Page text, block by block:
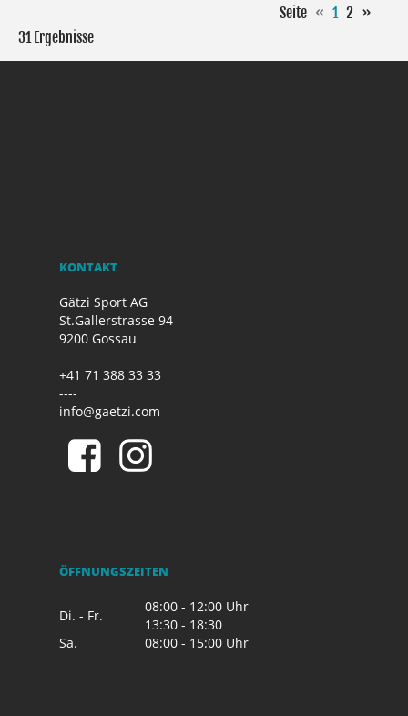
Seite « 1 2 »
31 Ergebnisse
KONTAKT
Gätzi Sport AG
St.Gallerstrasse 94
9200 Gossau
+41 71 388 33 33
----
info@gaetzi.com
ÖFFNUNGSZEITEN
Di. - Fr.
08:00 - 12:00 Uhr
13:30 - 18:30
Sa.
08:00 - 15:00 Uhr